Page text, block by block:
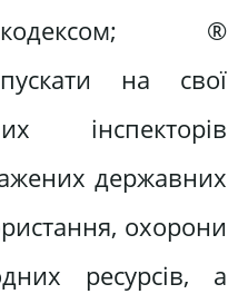
®
на свої
інспекторів
державних
охорони
ресурсів, а